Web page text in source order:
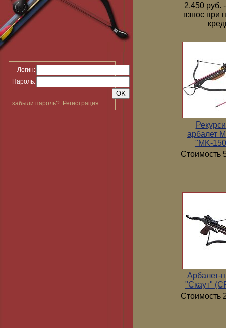
Логин:
Пароль:
забыли пароль? Регистрация
2,450 руб.
взнос при
арбалет
"MK-
Стоимость
Арбалет-
"Скаут"
Стоимость